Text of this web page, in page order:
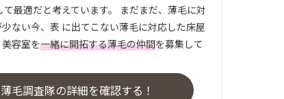
て最適だと考えています。 まだまだ、薄毛に対
ない今、表 に出てこない薄毛に対応した床屋
美容室を一緒に開拓する薄毛の仲間を募集して
薄毛調査隊の詳細を確認する！